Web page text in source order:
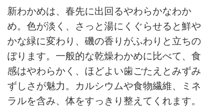
新わかめは、春先に出回るやわらかなわか
め。色が淡く、さっと湯にくぐらせると鮮や
かな緑に変わり、磯の香りがふわりと立ちの
ぼります。一般的な乾燥わかめに比べて、食
感はやわらかく、ほどよい歯ごたえとみずみ
ずしさが魅力。カルシウムや食物繊維、ミネ
ラルを含み、体をすっきり整えてくれます。